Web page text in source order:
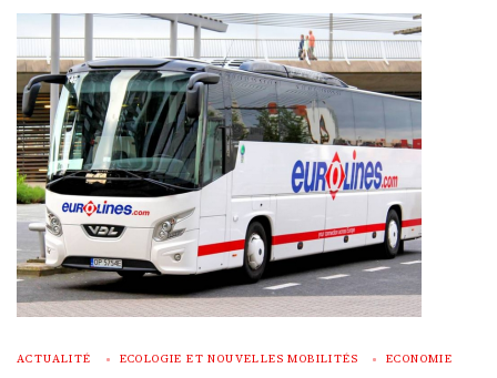
ACTUALITÉ ECOLOGIE ET NOUVELLES MOBILITÉS ECONOMIE